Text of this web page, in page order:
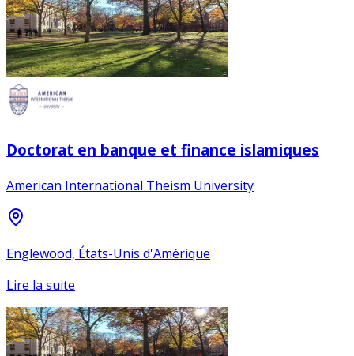
Doctorat en banque et finance islamiques
American International Theism University
Englewood, États-Unis d'Amérique
Lire la suite